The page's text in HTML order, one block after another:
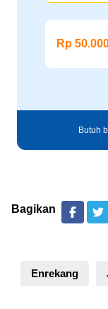
Rp
Butuh
Bagikan
Enrekang